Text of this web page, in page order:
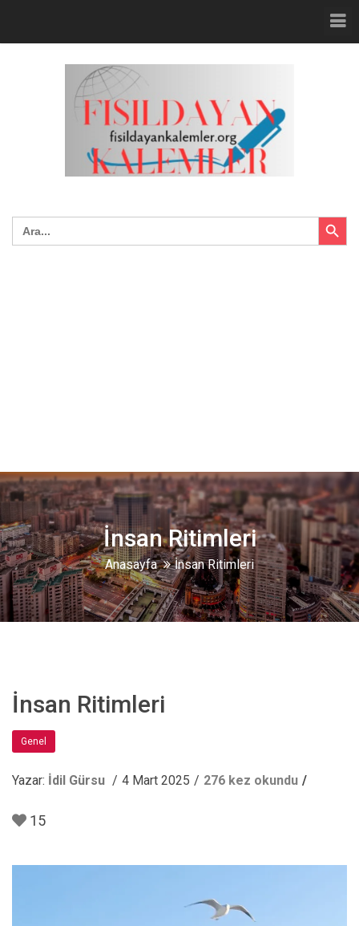
Search
for:
Search Button
İnsan Ritimleri
Anasayfa İnsan Ritimleri
İnsan Ritimleri
Genel
Yazar: İdil Gürsu 4 Mart 2025 276 kez okundu
15